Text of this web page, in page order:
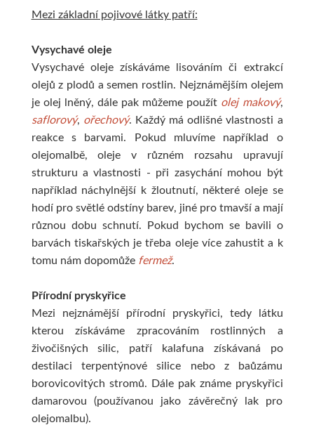
Mezi základní pojivové látky patří:
Vysychavé oleje
Vysychavé oleje získáváme lisováním či extrakcí
olejů z plodů a semen rostlin. Nejznámějším olejem
je olej lněný, dále pak můžeme použít olej makový,
saflorový, ořechový. Každý má odlišné vlastnosti a
reakce s barvami. Pokud mluvíme například o
olejomalbě, oleje v různém rozsahu upravují
strukturu a vlastnosti - při zasychání mohou být
například náchylnější k žloutnutí, některé oleje se
hodí pro světlé odstíny barev, jiné pro tmavší a mají
různou dobu schnutí. Pokud bychom se bavili o
barvách tiskařských je třeba oleje více zahustit a k
tomu nám dopomůže fermež.
Přírodní pryskyřice
Mezi nejznámější přírodní pryskyřici, tedy látku
kterou získáváme zpracováním rostlinných a
živočišných silic, patří kalafuna získávaná po
destilaci terpentýnové silice nebo z baůzámu
borovicovitých stromů. Dále pak známe pryskyřici
damarovou (používanou jako závěrečný lak pro
olejomalbu).